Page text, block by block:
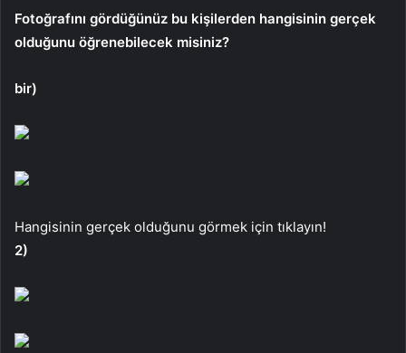
Fotoğrafını gördüğünüz bu kişilerden hangisinin gerçek
olduğunu öğrenebilecek misiniz?
bir)
Hangisinin gerçek olduğunu görmek için tıklayın!
2)